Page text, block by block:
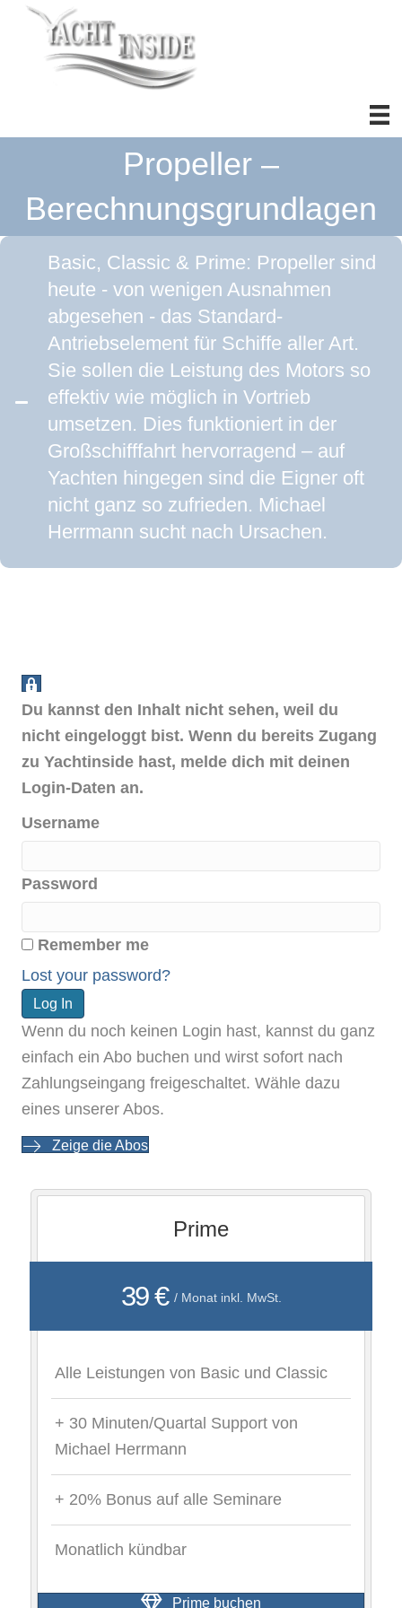
Propeller –
Berechnungsgrundlagen
Basic, Classic & Prime: Propeller sind
heute - von wenigen Ausnahmen
abgesehen - das Standard-
Antriebselement für Schiffe aller Art.
Sie sollen die Leistung des Motors so
effektiv wie möglich in Vortrieb
umsetzen. Dies funktioniert in der
Großschifffahrt hervorragend – auf
Yachten hingegen sind die Eigner oft
nicht ganz so zufrieden. Michael
Herrmann sucht nach Ursachen.
Du kannst den Inhalt nicht sehen, weil du
nicht eingeloggt bist. Wenn du bereits Zugang
zu Yachtinside hast, melde dich mit deinen
Login-Daten an.
Username
Password
Remember me
Lost your password?
Wenn du noch keinen Login hast, kannst du ganz
einfach ein Abo buchen und wirst sofort nach
Zahlungseingang freigeschaltet. Wähle dazu
eines unserer Abos.
Zeige die Abos
Prime
39 € / Monat inkl. MwSt.
Alle Leistungen von Basic und Classic
+ 30 Minuten/Quartal Support von
Michael Herrmann
+ 20% Bonus auf alle Seminare
Monatlich kündbar
Prime buchen